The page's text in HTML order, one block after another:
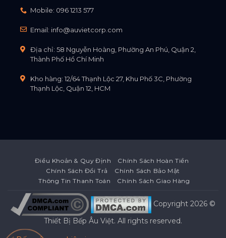
Mobile: 096 1213 577
Email: info@auvietcorp.com
Địa chỉ: 58 Nguyễn Hoàng, Phường An Phú, Quận 2,
Thành Phố Hồ Chí Minh
Kho hàng: 12/64 Thạnh Lộc 27, Khu Phố 3C, Phường
Thạnh Lộc, Quận 12, HCM
Điều Khoản & Quy Định
Chính Sách Hoàn Tiền
Chính Sách Đổi Trả
Chính Sách Bảo Mật
Thông Tin Thanh Toán
Chính Sách Giao Hàng
Copyright 2026 ©
Thiết Bị Bếp Âu Việt. All rights reserved.